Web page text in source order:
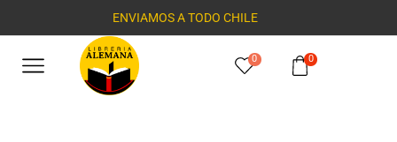
ENVIAMOS A TODO CHILE
0 0